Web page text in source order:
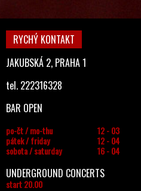
RYCHÝ KONTAKT
JAKUBSKÁ 2, PRAHA 1
tel. 222316328
BAR OPEN
po-čt / mo-thu
12 - 03
pátek / friday
12 - 04
sobota / saturday
16 - 04
UNDERGROUND CONCERTS
start 20.00